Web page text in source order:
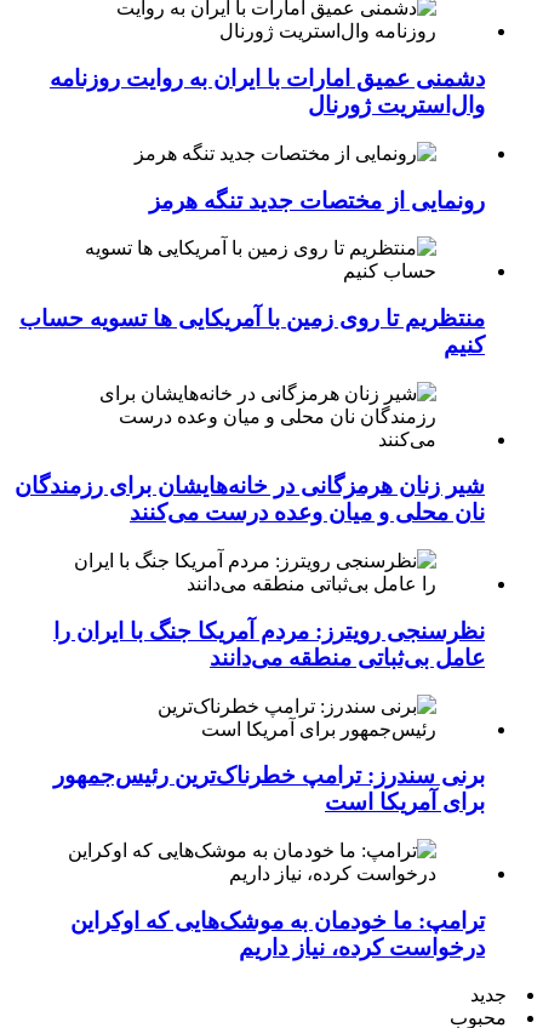
دشمنی عمیق امارات با ایران به روایت روزنامه
وال‌استریت ژورنال
رونمایی از مختصات جدید تنگه هرمز
منتظریم تا روی زمین با آمریکایی ها تسویه حساب
کنیم
شیر زنان هرمزگانی در خانه‌هایشان برای رزمندگان
نان محلی و میان وعده درست می‌کنند
نظرسنجی رویترز: مردم آمریکا جنگ با ایران را
عامل بی‌ثباتی منطقه می‌دانند
برنی سندرز: ترامپ خطرناک‌ترین رئیس‌جمهور
برای آمریکا است
ترامپ: ما خودمان به موشک‌هایی که اوکراین
درخواست کرده، نیاز داریم
جدید
محبوب